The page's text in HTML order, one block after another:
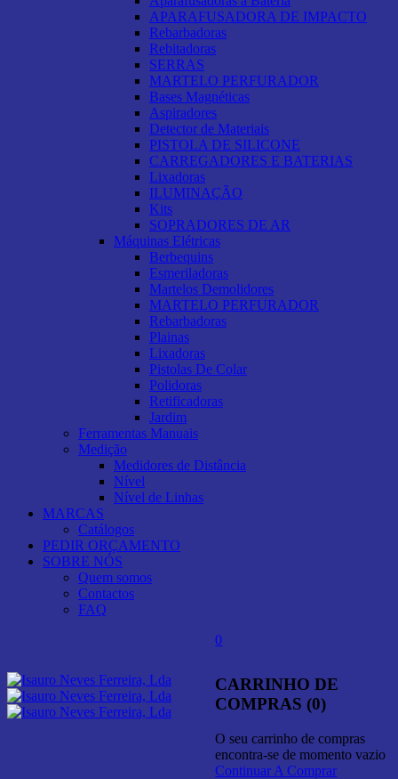
APARAFUSADORA DE IMPACTO
Rebarbadoras
Rebitadoras
SERRAS
MARTELO PERFURADOR
Bases Magnéticas
Aspiradores
Detector de Materiais
PISTOLA DE SILICONE
CARREGADORES E BATERIAS
Lixadoras
ILUMINAÇÃO
Kits
SOPRADORES DE AR
Máquinas Elétricas
Berbequins
Esmeriladoras
Martelos Demolidores
MARTELO PERFURADOR
Rebarbadoras
Plainas
Lixadoras
Pistolas De Colar
Polidoras
Retificadoras
Jardim
Ferramentas Manuais
Medição
Medidores de Distância
Nível
Nível de Linhas
MARCAS
Catálogos
PEDIR ORÇAMENTO
SOBRE NÓS
Quem somos
Contactos
FAQ
0
CARRINHO DE
COMPRAS (0)
O seu carrinho de compras
encontra-se de momento vazio
Continuar A Comprar